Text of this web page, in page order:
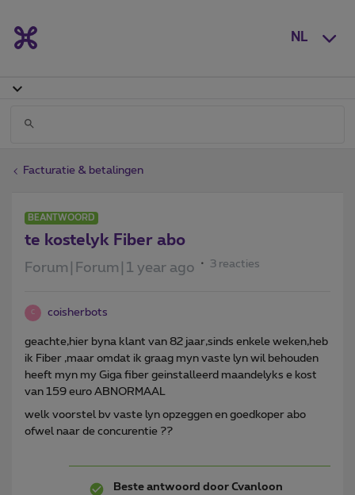
NL
Facturatie & betalingen
BEANTWOORD
te kostelyk Fiber abo
Forum|Forum|1 year ago 3 reacties
C coisherbots
geachte,hier byna klant van 82 jaar,sinds enkele weken,heb
ik Fiber ,maar omdat ik graag myn vaste lyn wil behouden
heeft myn my Giga fiber geinstalleerd maandelyks e kost
van 159 euro ABNORMAAL
welk voorstel bv vaste lyn opzeggen en goedkoper abo
ofwel naar de concurentie ??
Beste antwoord door Cvanloon